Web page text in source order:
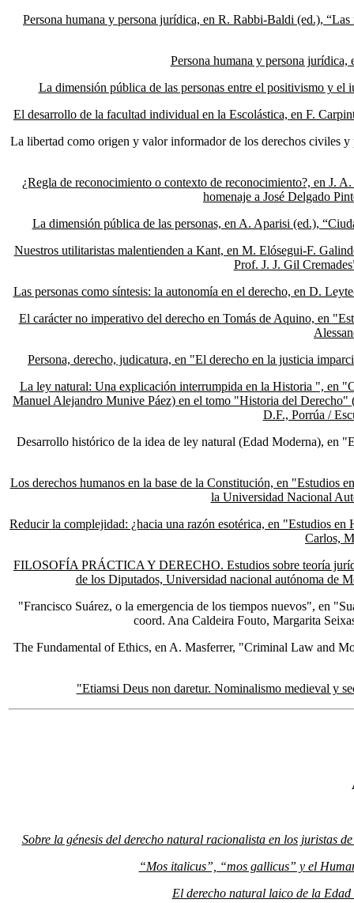
Persona humana y persona jurídica, en R. Rabbi-Baldi (ed.),
Persona humana y persona
La dimensión pública de las personas entre el positivismo y
El desarrollo de la facultad individual en la Escolástica, en F.
La libertad como origen y valor informador de los derechos civiles
¿Regla de reconocimiento o contexto de reconocimiento?, en J.
homenaje a José Delgado
La dimensión pública de las personas, en A. Aparisi (ed.),
Nuestros utilitaristas malentienden a Kant, en M. Elósegui-F.
Prof. J. J. Gil
Las personas como síntesis: la autonomía en el derecho, en D.
El carácter no imperativo del derecho en Tomás de Aquino, en
Persona, derecho, judicatura, en "El derecho en la justicia
La ley natural: Una explicación interrumpida en la Historia ", en
Manuel Alejandro Munive Páez) en el tomo "Historia del
D.F., Porrúa /
Desarrollo histórico de la idea de ley natural (Edad Moderna), en
Los derechos humanos en la base de la Constitución, en "Estudios
la Universidad Nacional
Reducir la complejidad: ¿hacia una razón esotérica, en "Estudios
Carlos,
FILOSOFÍA PRÁCTICA Y DERECHO. Estudios sobre teoría
de los Diputados, Universidad nacional autónoma de
"Francisco Suárez, o la emergencia de los tiempos nuevos", en
coord. Ana Caldeira Fouto, Margarita
The Fundamental of Ethics, en A. Masferrer, "Criminal Law and
"Etiamsi Deus non daretur. Nominalismo medieval y
Sobre la génesis del derecho natural racionalista en los juristas
“Mos italicus”, “mos gallicus” y el
El derecho natural laico de la Edad